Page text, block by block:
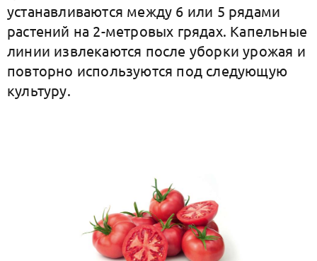
устанавливаются между 6 или 5 рядами
растений на 2-метровых грядах. Капельные
линии извлекаются после уборки урожая и
повторно используются под следующую
культуру.